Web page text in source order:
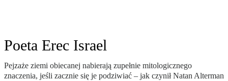
Poeta Erec Israel
Pejzaże ziemi obiecanej nabierają zupełnie mitologicznego
znaczenia, jeśli zacznie się je podziwiać – jak czynił Natan Alterman